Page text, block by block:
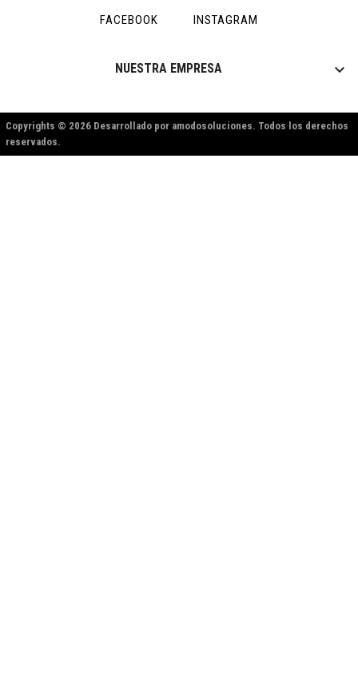
FACEBOOK INSTAGRAM
NUESTRA EMPRESA 
Copyrights © 2026 Desarrollado por amodosoluciones. Todos los derechos
reservados.